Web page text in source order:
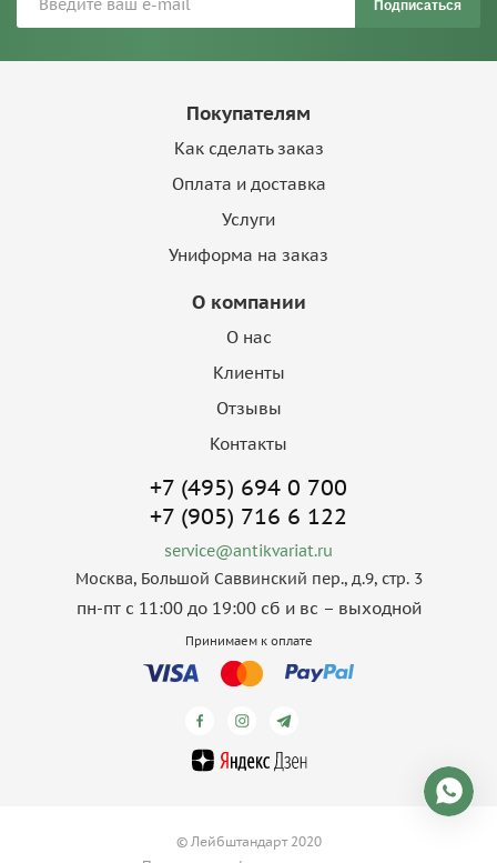
Подписаться
Покупателям
Как сделать заказ
Оплата и доставка
Услуги
Униформа на заказ
О компании
О нас
Клиенты
Отзывы
Контакты
+7 (495) 694 0 700
+7 (905) 716 6 122
service@antikvariat.ru
Москва, Большой Саввинский пер., д.9, стр. 3
пн-пт с 11:00 до 19:00 сб и вс – выходной
Принимаем к оплате
© Лейбштандарт 2020